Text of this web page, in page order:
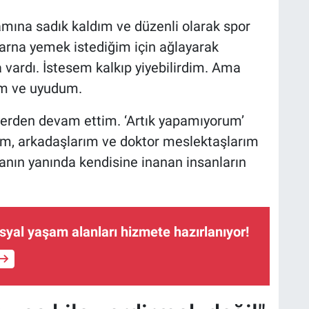
sadık kaldım ve düzenli olarak spor
yemek istediğim için ağlayarak
İstesem kalkıp yiyebilirdim. Ama
ve uyudum.
devam ettim. ‘Artık yapamıyorum’
arkadaşlarım ve doktor meslektaşlarım
yanında kendisine inanan insanların
yaşam alanları hizmete hazırlanıyor!